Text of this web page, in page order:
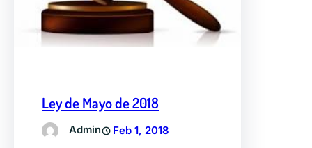
Ley de Mayo de 2018
Admin Feb 1, 2018